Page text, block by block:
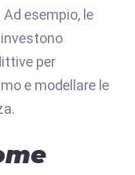
esempio, le
per
e modellare le